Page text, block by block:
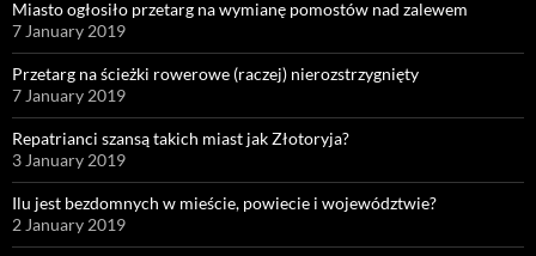
Miasto ogłosiło przetarg na wymianę pomostów nad zalewem
7 January 2019
Przetarg na ścieżki rowerowe (raczej) nierozstrzygnięty
7 January 2019
Repatrianci szansą takich miast jak Złotoryja?
3 January 2019
Ilu jest bezdomnych w mieście, powiecie i województwie?
2 January 2019